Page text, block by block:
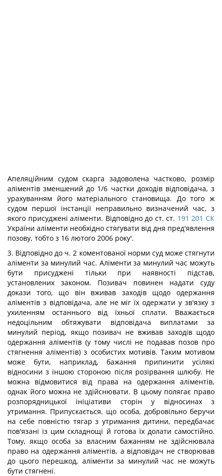
Апеляційним судом скарга задоволена частково, розмір
аліментів зменшений до 1/6 частки доходів відповідача, з
урахуванням його матеріального становища. До того ж
судом першої інстанції неправильно визначений час, з
якого присуджені аліменти. Відповідно до ст. ст. 191 201 СК
України аліменти необхідно стягувати від дня пред'явлення
позову, тобто з 16 лютого 2006 року'.
3. Відповідно до ч. 2 коментованої норми суд може стягнути
аліменти за минулий час. Аліменти за минулий час можуть
бути присуджені тільки при наявності підстав,
установлених законом. Позивач повинен надати суду
докази того, що він вживав заходів щодо одержання
аліментів з відповідача, але не міг їх одержати у зв'язку з
ухиленням останнього від їхньої сплати. Вважається
недоцільним обтяжувати відповідача виплатами за
минулий період, якщо позивач не вживав заходів щодо
одержання аліментів (у тому числі не подавав позов про
стягнення аліментів) з особистих мотивів. Таким мотивом
може бути, наприклад, бажання припинити усілякі
відносини з іншою стороною після розірвання шлюбу. Не
можна відмовитися від права на одержання аліментів,
однак його можна не здійснювати. В цьому полягає право
розпорядницької ініціативи сторін у відносинах з
утримання. Припускається, що особа, добровільно беручи
на себе повністю тягар з утримання дитини, передбачає
пов'язані із цим складнощі й готова їх долати самостійно.
Тому, якщо особа за власним бажанням не здійснювала
право на одержання аліментів, а відповідач не створював
до цього перешкод, аліменти за минулий час не можуть
бути стягнені.